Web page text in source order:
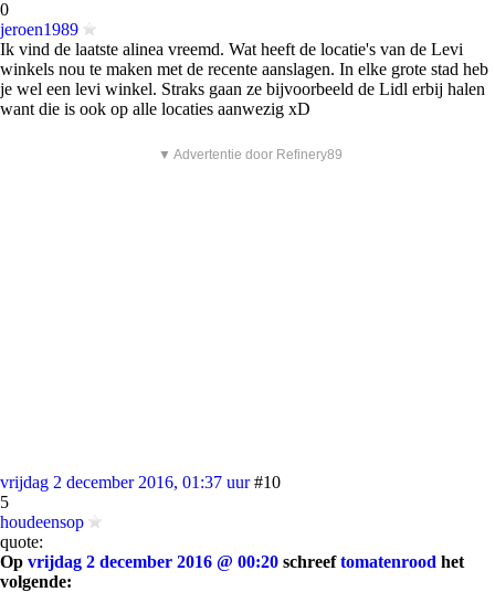
0
jeroen1989
Ik vind de laatste alinea vreemd. Wat heeft de locatie's van de Levi
winkels nou te maken met de recente aanslagen. In elke grote stad heb
je wel een levi winkel. Straks gaan ze bijvoorbeeld de Lidl erbij halen
want die is ook op alle locaties aanwezig xD
▼ Advertentie door Refinery89
vrijdag 2 december 2016, 01:37 uur #10
5
houdeensop
quote:
Op vrijdag 2 december 2016 @ 00:20 schreeftomatenrood het
volgende: